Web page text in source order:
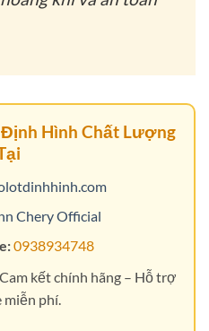
Hình Chất Lượng
Chery Official
0938934748
kết chính hãng – Hỗ trợ
miễn phí.